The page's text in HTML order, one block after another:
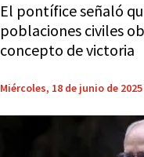
El pontífice señaló
poblaciones civiles
concepto de victoria
Miércoles, 18 de junio de 2025